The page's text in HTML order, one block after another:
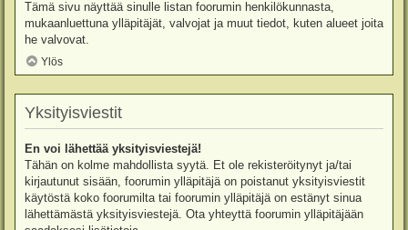
Tämä sivu näyttää sinulle listan foorumin henkilökunnasta,
mukaanluettuna ylläpitäjät, valvojat ja muut tiedot, kuten alueet joita
he valvovat.
Ylös
Yksityisviestit
En voi lähettää yksityisviestejä!
Tähän on kolme mahdollista syytä. Et ole rekisteröitynyt ja/tai
kirjautunut sisään, foorumin ylläpitäjä on poistanut yksityisviestit
käytöstä koko foorumilta tai foorumin ylläpitäjä on estänyt sinua
lähettämästä yksityisviestejä. Ota yhteyttä foorumin ylläpitäjään